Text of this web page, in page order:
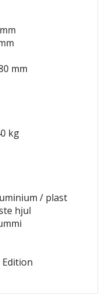
mm
kg
/ plast
hjul